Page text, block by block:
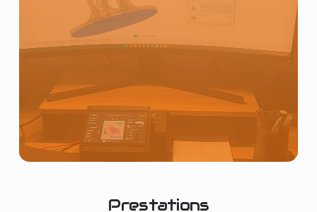
Prestations